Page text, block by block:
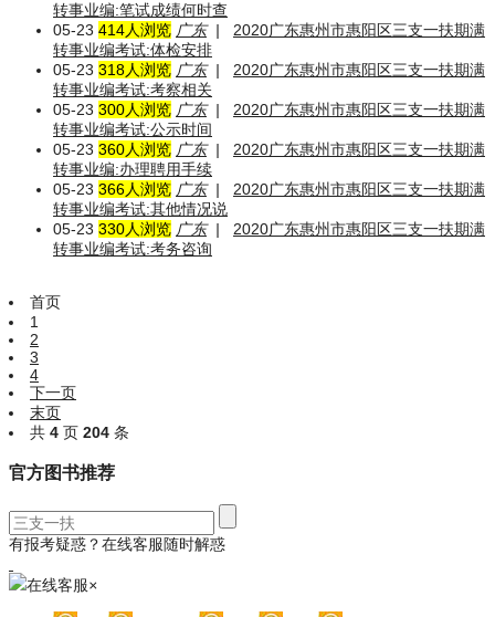
转事业编:笔试成绩何时查
05-23 414人浏览 广东|
2020广东惠州市惠阳区三支一扶期满
转事业编考试:体检安排
05-23 318人浏览 广东|
2020广东惠州市惠阳区三支一扶期满
转事业编考试:考察相关
05-23 300人浏览 广东|
2020广东惠州市惠阳区三支一扶期满
转事业编考试:公示时间
05-23 360人浏览 广东|
2020广东惠州市惠阳区三支一扶期满
转事业编:办理聘用手续
05-23 366人浏览 广东|
2020广东惠州市惠阳区三支一扶期满
转事业编考试:其他情况说
05-23 330人浏览 广东|
2020广东惠州市惠阳区三支一扶期满
转事业编考试:考务咨询
首页
1
2
3
4
下一页
末页
共 4 页 204 条
官方图书推荐
有报考疑惑？在线客服随时解惑
在线客服×